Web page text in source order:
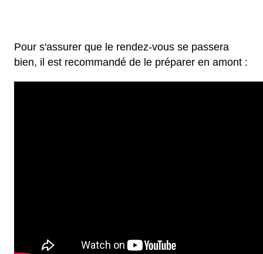
Pour s'assurer que le rendez-vous se passera
bien, il est recommandé de le préparer en amont :